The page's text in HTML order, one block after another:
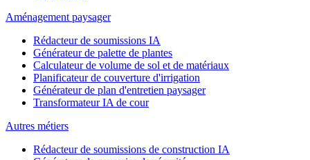
Aménagement paysager
Rédacteur de soumissions IA
Générateur de palette de plantes
Calculateur de volume de sol et de matériaux
Planificateur de couverture d'irrigation
Générateur de plan d'entretien paysager
Transformateur IA de cour
Autres métiers
Rédacteur de soumissions de construction IA